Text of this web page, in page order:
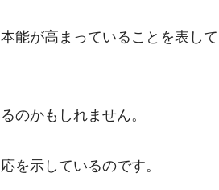
能が高まっていることを表して
のかもしれません。
を示しているのです。